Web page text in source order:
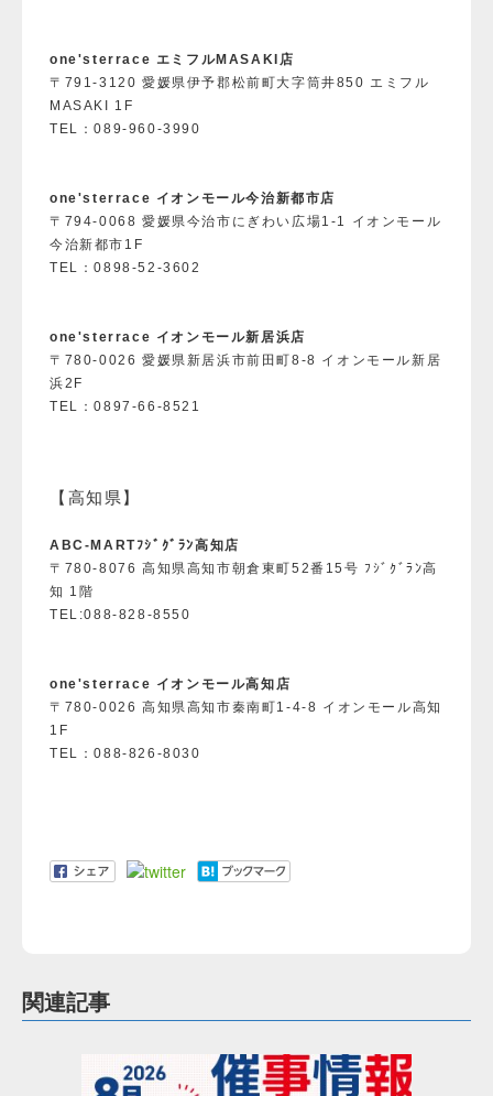
one'sterrace エミフルMASAKI店
〒791-3120 愛媛県伊予郡松前町大字筒井850 エミフル
MASAKI 1F
TEL：089-960-3990
one'sterrace イオンモール今治新都市店
〒794-0068 愛媛県今治市にぎわい広場1-1 イオンモール
今治新都市1F
TEL：0898-52-3602
one'sterrace イオンモール新居浜店
〒780-0026 愛媛県新居浜市前田町8-8 イオンモール新居
浜2F
TEL：0897-66-8521
【高知県】
ABC-MARTﾌｼﾞｸﾞﾗﾝ高知店
〒780-8076 高知県高知市朝倉東町52番15号 ﾌｼﾞｸﾞﾗﾝ高
知 1階
TEL:088-828-8550
one'sterrace イオンモール高知店
〒780-0026 高知県高知市秦南町1-4-8 イオンモール高知
1F
TEL：088-826-8030
関連記事